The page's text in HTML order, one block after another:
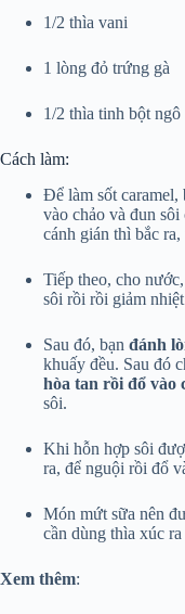
1/2 thìa vani
1 lòng đỏ trứng gà
1/2 thìa tinh bột ngô
Cách làm:
Để làm sốt caramel,
vào chảo và đun
cánh gián thì bắc
Tiếp theo, cho
sôi rồi rồi giảm
Sau đó, bạn đánh
khuấy đều. Sau đó
hòa tan rồi đổ vào
sôi.
Khi hỗn hợp sôi
ra, để nguội rồi đổ
Món mứt sữa nên
cần dùng thìa xúc
Xem thêm: